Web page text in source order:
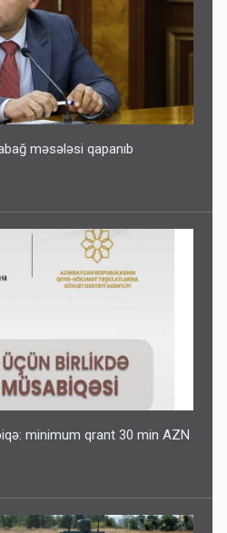
məsələsi qapanıb
minimum qrant 30 min AZN